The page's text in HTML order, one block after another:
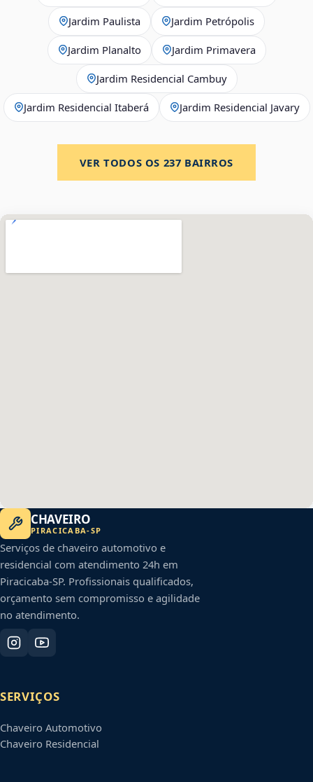
Jardim Paulista Jardim Petrópolis
Jardim Planalto Jardim Primavera
Jardim Residencial Cambuy
Jardim Residencial Itaberá Jardim Residencial Javary
VER TODOS OS 237 BAIRROS
CHAVEIRO
PIRACICABA-SP
Serviços de chaveiro automotivo e
residencial com atendimento 24h em
Piracicaba-SP. Profissionais qualificados,
orçamento sem compromisso e agilidade
no atendimento.
SERVIÇOS
Chaveiro Automotivo
Chaveiro Residencial